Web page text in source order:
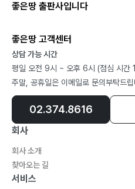
좋은땅 출판사입니다
좋은땅 고객센터
상담 가능 시간
평일 오전 9시 ~ 오후 6시 (점심 시간
주말, 공휴일은 이메일로 문의부탁드
02.374.8616
회사
회사 소개
찾아오는 길
서비스